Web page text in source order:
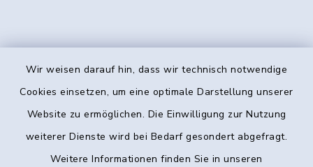
Wir weisen darauf hin, dass wir technisch notwendige
Cookies einsetzen, um eine optimale Darstellung unserer
Website zu ermöglichen. Die Einwilligung zur Nutzung
weiterer Dienste wird bei Bedarf gesondert abgefragt.
Weitere Informationen finden Sie in unseren
Kontakt
Datenschutz